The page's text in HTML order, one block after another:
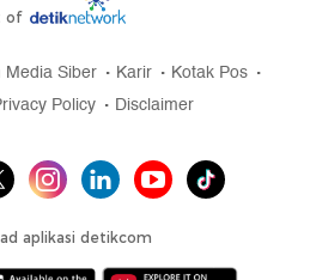
of
Media Siber Karir
Kotak Pos
Policy Disclaimer
aplikasi detikcom